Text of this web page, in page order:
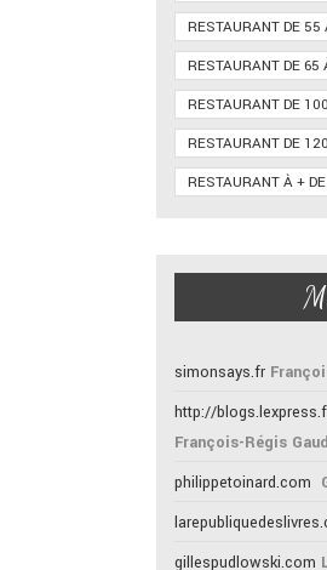
RESTAURANT DE
RESTAURANT DE
RESTAURANT DE
RESTAURANT DE
RESTAURANT À +
simonsays.fr
http://
François-Régis
philippetoinard.com
gillespudlowski.com